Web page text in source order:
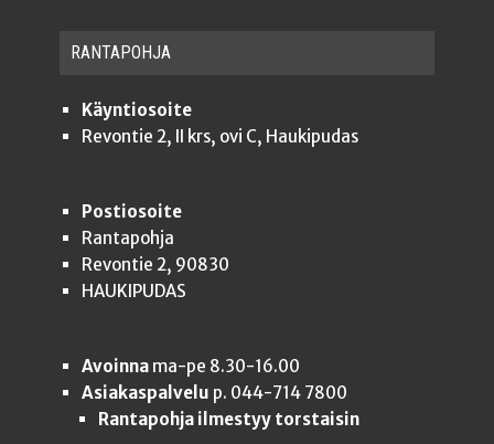
RAN­TA­POH­JA
Käyntiosoite
Revontie 2, II krs, ovi C, Haukipudas
Postiosoite
Rantapohja
Revontie 2, 90830
HAUKIPUDAS
Avoinnama-pe 8.30-16.00
Asiakaspalvelu p. 044-714 7800
Rantapohja ilmestyy torstaisin